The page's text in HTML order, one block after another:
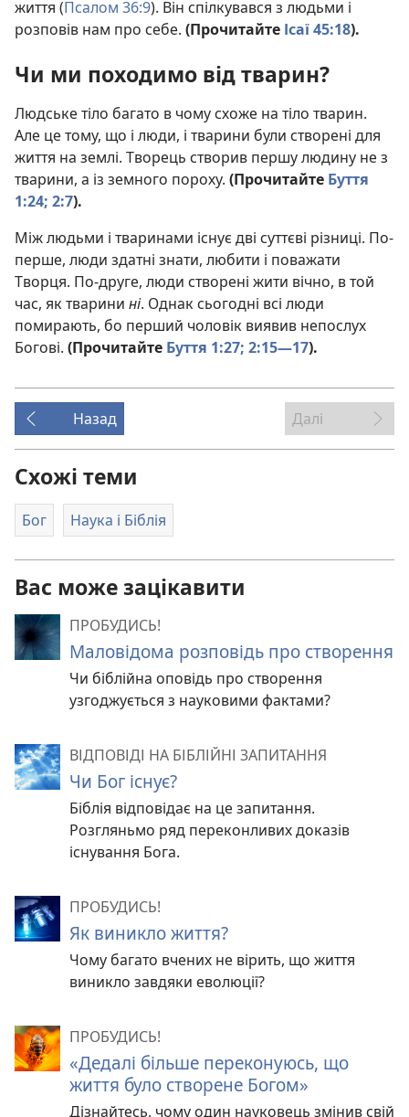
життя (Псалом 36:9). Він спілкувався з людьми і
розповів нам про себе. (Прочитайте Ісаї 45:18).
Чи ми походимо від тварин?
Людське тіло багато в чому схоже на тіло тварин.
Але це тому, що і люди, і тварини були створені для
життя на землі. Творець створив першу людину не з
тварини, а із земного пороху. (Прочитайте Буття
1:24; 2:7).
Між людьми і тваринами існує дві суттєві різниці. По-
перше, люди здатні знати, любити і поважати
Творця. По-друге, люди створені жити вічно, в той
час, як тварини ні. Однак сьогодні всі люди
помирають, бо перший чоловік виявив непослух
Богові. (Прочитайте Буття 1:27; 2:15—17).
Назад Далі
Схожі теми
Бог Наука і Біблія
Вас може зацікавити
ПРОБУДИСЬ!
Маловідома розповідь про створення
Чи біблійна оповідь про створення
узгоджується з науковими фактами?
ВІДПОВІДІ НА БІБЛІЙНІ ЗАПИТАННЯ
Чи Бог існує?
Біблія відповідає на це запитання.
Розгляньмо ряд переконливих доказів
існування Бога.
ПРОБУДИСЬ!
Як виникло життя?
Чому багато вчених не вірить, що життя
виникло завдяки еволюції?
ПРОБУДИСЬ!
«Дедалі більше переконуюсь, що
життя було створене Богом»
Дізнайтесь, чому один науковець змінив свій